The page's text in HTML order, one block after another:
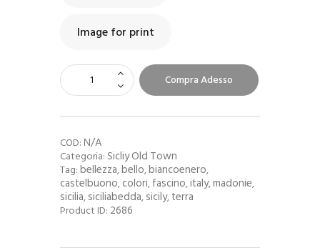
Image for print
Compra Adesso
COD:N/A
Categoria: Sicliy Old Town
Tag:bellezza,bello,biancoenero,
castelbuono,colori,fascino,italy,madonie,
sicilia,siciliabedda,sicily,terra
Product ID: 2686